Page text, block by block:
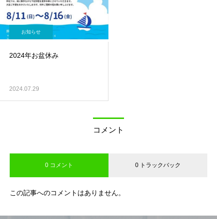
お知らせ
2024年お盆休み
2024.07.29
コメント
0 コメント 0 トラックバック
この記事へのコメントはありません。